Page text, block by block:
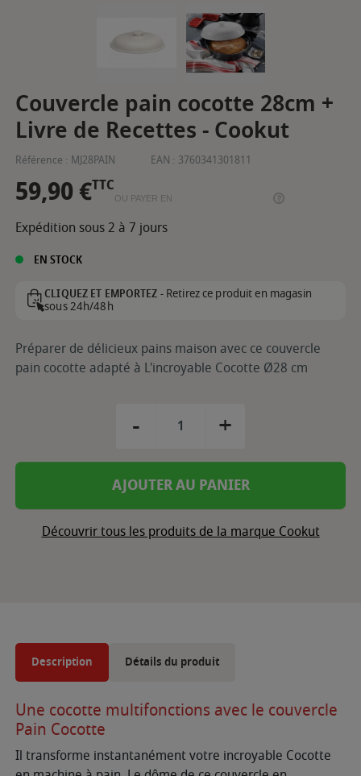
Couvercle pain cocotte 28cm +
Livre de Recettes - Cookut
Référence : MJ28PAIN EAN : 3760341301811
59,90 €TTC
OU PAYER EN
Expédition sous 2 à 7 jours
EN STOCK
CLIQUEZ ET EMPORTEZ -Retirez ce produit en magasin
sous 24h/48h
Préparer de délicieux pains maison avec ce couvercle
pain cocotte adapté à L'incroyable Cocotte Ø28 cm
- +
AJOUTER AU PANIER
Découvrir tous les produits de la marque Cookut
Description Détails du produit
Une cocotte multifonctions avec le couvercle
Pain Cocotte
Il transforme instantanément votre incroyable Cocotte